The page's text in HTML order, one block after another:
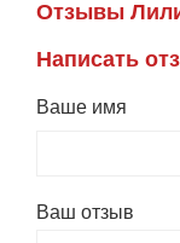
Отзывы
Написать
Ваше имя
Ваш отзыв